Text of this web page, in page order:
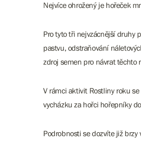
Nejvíce ohrožený je hořeček
Pro tyto tři nejvzácnější druhy
pastvu, odstraňování
zdroj semen pro návrat těchto
V rámci aktivit Rostliny roku
vycházku za hořci hořepníky
Podrobnosti se dozvíte již